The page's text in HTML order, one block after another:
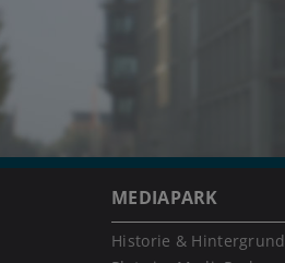
MEDIAPARK
Historie & Hintergrund